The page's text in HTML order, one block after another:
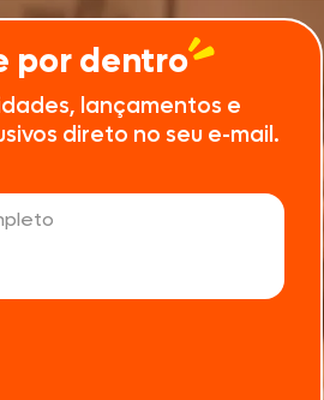
por dentro
lançamentos e
direto no seu e-mail.